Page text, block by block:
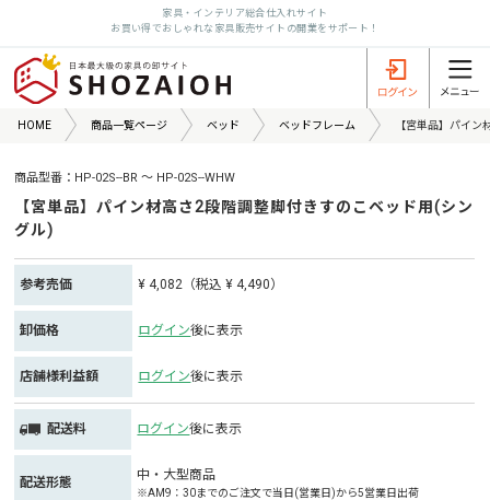
家具・インテリア総合仕入れサイト
お買い得でおしゃれな家具販売サイトの開業をサポート！
HOME 商品一覧ページ ベッド ベッドフレーム 【宮単品】パイ
商品型番：HP-02S--BR ～ HP-02S--WHW
【宮単品】パイン材高さ2段階調整脚付きすのこベッド用(シン
グル)
参考売価 ¥ 4,082（税込 ¥ 4,490）
卸価格 ログイン後に表示
店舗様利益額 ログイン後に表示
配送料 ログイン後に表示
配送形態 中・大型商品
※AM9：30までのご注文で当日(営業日)から5営業日出荷